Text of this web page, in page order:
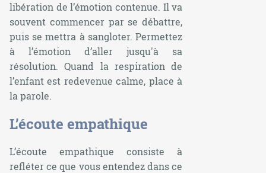
libération de l’émotion contenue. Il va
souvent commencer par se débattre,
puis se mettra à sangloter. Permettez
à l’émotion d’aller jusqu'à sa
résolution. Quand la respiration de
l’enfant est redevenue calme, place à
la parole.
L’écoute empathique
L’écoute empathique consiste à
refléter ce que vous entendez dans ce